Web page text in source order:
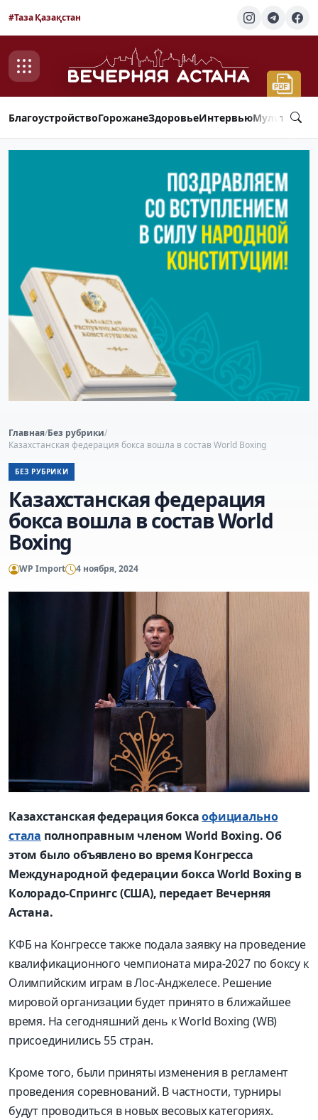
#Таза Қазақстан
БлагоустройствоГорожанеЗдоровьеИнтервью
Главная/Без рубрики/
Казахстанская федерация бокса вошла в состав World Boxing
БЕЗ РУБРИКИ
Казахстанская федерация
бокса вошла в состав World
Boxing
WP Import 4 ноября, 2024
Казахстанская федерация боксаофициально
стала полноправным членом World Boxing. Об
этом было объявлено во время Конгресса
Международной федерации бокса World Boxing в
Колорадо-Спрингс (США), передает Вечерняя
Астана.
КФБ на Конгрессе также подала заявку на проведение
квалификационного чемпионата мира-2027 по боксу к
Олимпийским играм в Лос-Анджелесе. Решение
мировой организации будет принято в ближайшее
время. На сегодняшний день к World Boxing (WB)
присоединились 55 стран.
Кроме того, были приняты изменения в регламент
проведения соревнований. В частности, турниры
будут проводиться в новых весовых категориях.